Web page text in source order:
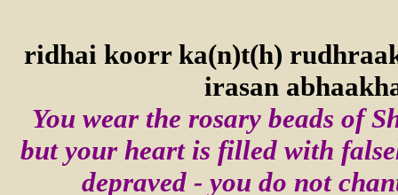
ridhai koorr ka(n)t(h)
irasan
You wear the rosary beads of
but your heart is filled with
depraved - you do not